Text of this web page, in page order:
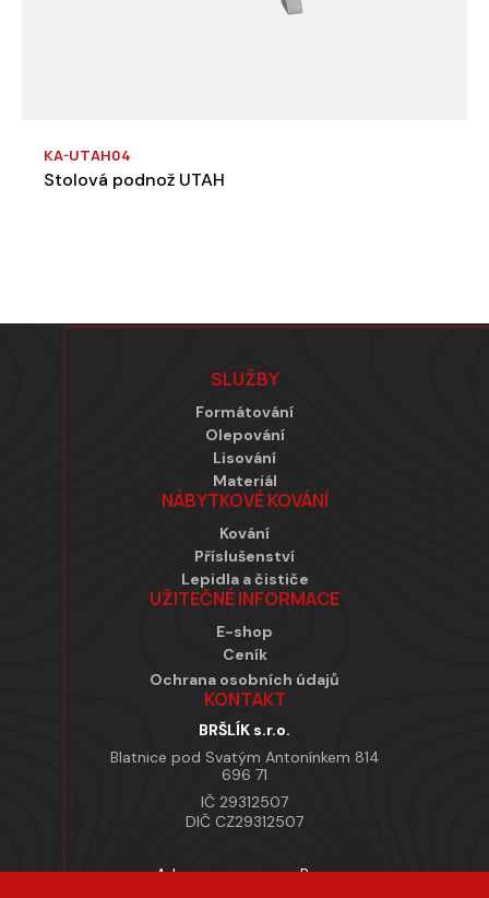
KA-UTAH04
Stolová podnož UTAH
Zápatí
SLUŽBY
Formátování
Olepování
Lisování
Materiál
NÁBYTKOVÉ KOVÁNÍ
Kování
Příslušenství
Lepidla a čističe
UŽITEČNÉ INFORMACE
E-shop
Ceník
Ochrana osobních údajů
KONTAKT
BRŠLÍK s.r.o.
Blatnice pod Svatým Antonínkem 814
696 71
IČ 29312507
DIČ CZ29312507
Adresa provozovny Brno